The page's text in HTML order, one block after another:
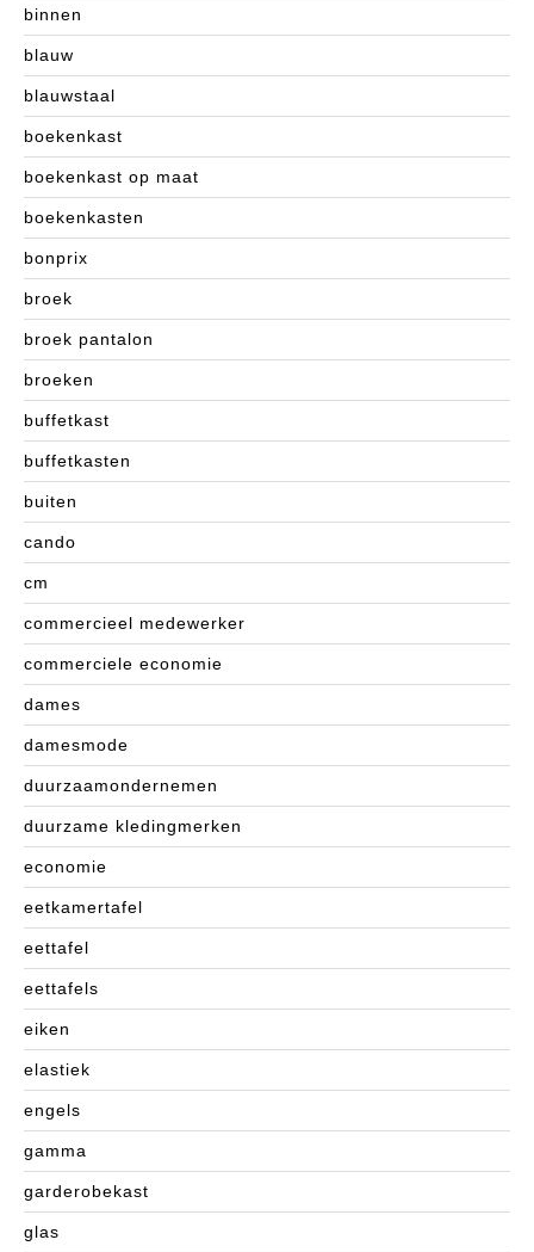
binnen
blauw
blauwstaal
boekenkast
boekenkast op maat
boekenkasten
bonprix
broek
broek pantalon
broeken
buffetkast
buffetkasten
buiten
cando
cm
commercieel medewerker
commerciele economie
dames
damesmode
duurzaamondernemen
duurzame kledingmerken
economie
eetkamertafel
eettafel
eettafels
eiken
elastiek
engels
gamma
garderobekast
glas